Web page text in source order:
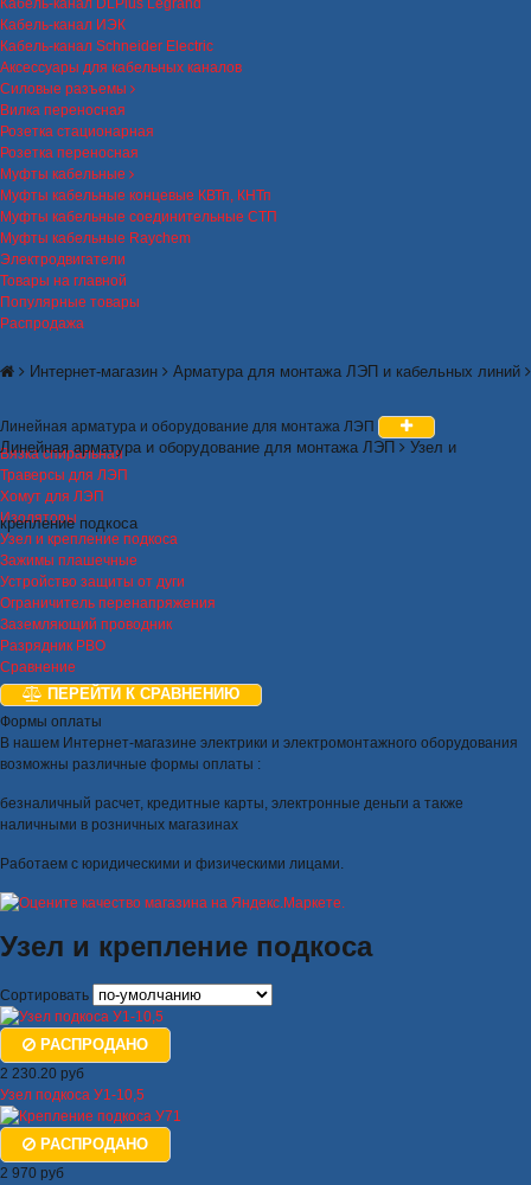
Кабель-канал DLPlus Legrand
Кабель-канал ИЭК
Кабель-канал Schneider Electric
Аксессуары для кабельных каналов
Силовые разъемы
Вилка переносная
Розетка стационарная
Розетка переносная
Муфты кабельные
Муфты кабельные концевые КВТп, КНТп
Муфты кабельные соединительные СТП
Муфты кабельные Raychem
Электродвигатели
Товары на главной
Популярные товары
Распродажа
Интернет-магазин Арматура для монтажа ЛЭП и кабельных линий
Линейная арматура и оборудование для монтажа ЛЭП Узел и
крепление подкоса
Линейная арматура и оборудование для монтажа ЛЭП
Вязка спиральная
Траверсы для ЛЭП
Хомут для ЛЭП
Изоляторы
Узел и крепление подкоса
Зажимы плашечные
Устройство защиты от дуги
Ограничитель перенапряжения
Заземляющий проводник
Разрядник РВО
Сравнение
ПЕРЕЙТИ К СРАВНЕНИЮ
Формы оплаты
В нашем Интернет-магазине электрики и электромонтажного оборудования
возможны различные формы оплаты :
безналичный расчет, кредитные карты, электронные деньги а также
наличными в розничных магазинах
Работаем с юридическими и физическими лицами.
Узел и крепление подкоса
Сортировать
РАСПРОДАНО
2 230.20 руб
Узел подкоса У1-10,5
РАСПРОДАНО
2 970 руб